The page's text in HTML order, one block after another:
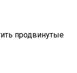
продвинутые